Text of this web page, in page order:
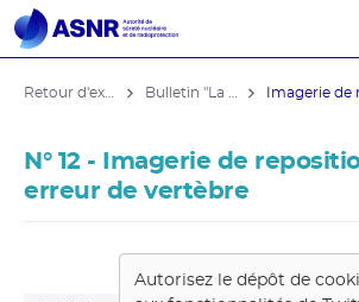
N° 12 - Imagerie de
erreur de vertèbre
Autorisez le dépôt de